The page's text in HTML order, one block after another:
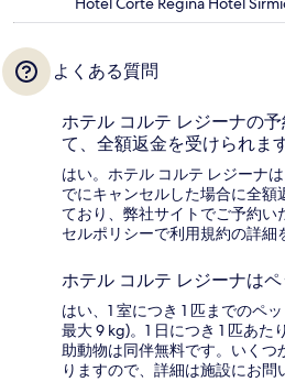
よくある質問
ホテル コルテ レジーナの
て、全額返金を受けられま
はい。ホテル コルテ レジーナ
でにキャンセルした場合に全額
ており、弊社サイトでご予約い
セルポリシーで利用規約の詳細
ホテル コルテ レジーナは
はい、1 室につき 1 匹までのペ
最大 9 kg)。1 日につき 1 匹あた
助動物は同伴無料です。いくつ
りますので、詳細は施設にお問